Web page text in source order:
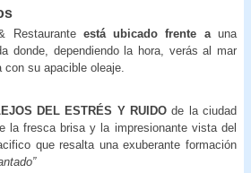
Restauranteestá ubicado frente a una
donde, dependiendo la hora, verás al mar
su apacible oleaje.
DEL ESTRÉS Y RUIDO de la ciudad
la fresca brisa y la impresionante vista del
que resalta una exuberante formación